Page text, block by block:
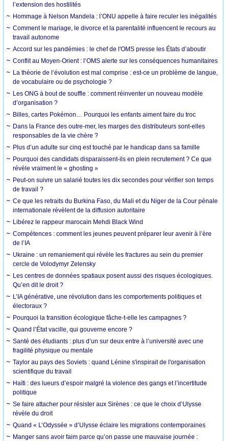
l’extension des hostilités
Hommage à Nelson Mandela : l’ONU appelle à faire reculer les inégalités
Comment le mariage, le divorce et la parentalité influencent le recours au
travail autonome
Accord sur les pandémies : le chef de l'OMS presse les États d’aboutir
Conflit au Moyen-Orient : l’OMS alerte sur les conséquences humanitaires
La théorie de l’évolution est mal comprise : est-ce un problème de langue,
de vocabulaire ou de psychologie ?
Les ONG à bout de souffle : comment réinventer un nouveau modèle
d’organisation ?
Billes, cartes Pokémon… Pourquoi les enfants aiment faire du troc
Dans la France des outre-mer, les marges des distributeurs sont-elles
responsables de la vie chère ?
Plus d’un adulte sur cinq est touché par le handicap dans sa famille
Pourquoi des candidats disparaissent-ils en plein recrutement ? Ce que
révèle vraiment le « ghosting »
Peut-on suivre un salarié toutes les dix secondes pour vérifier son temps
de travail ?
Ce que les retraits du Burkina Faso, du Mali et du Niger de la Cour pénale
internationale révèlent de la diffusion autoritaire
Libérez le rappeur marocain Mehdi Black Wind
Compétences : comment les jeunes peuvent préparer leur avenir à l’ère
de l’IA
Ukraine : un remaniement qui révèle les fractures au sein du premier
cercle de Volodymyr Zelensky
Les centres de données spatiaux posent aussi des risques écologiques.
Qu’en dit le droit ?
L’IA générative, une révolution dans les comportements politiques et
électoraux ?
Pourquoi la transition écologique fâche-t-elle les campagnes ?
Quand l’État vacille, qui gouverne encore ?
Santé des étudiants : plus d’un sur deux entre à l’université avec une
fragilité physique ou mentale
Taylor au pays des Soviets : quand Lénine s'inspirait de l'organisation
scientifique du travail
Haïti : des lueurs d’espoir malgré la violence des gangs et l’incertitude
politique
Se faire attacher pour résister aux Sirènes : ce que le choix d’Ulysse
révèle du droit
Quand « L’Odyssée » d’Ulysse éclaire les migrations contemporaines
Manger sans avoir faim parce qu’on passe une mauvaise journée :